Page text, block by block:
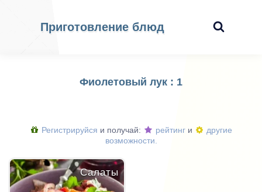
Приготовление блюд
Фиолетовый лук : 1
Регистрируйся и получай: рейтинг и
другие
возможности.
Салаты